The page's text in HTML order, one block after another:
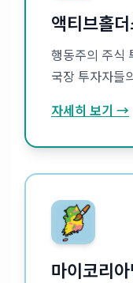
액티브홀
행동주의 주식
국장 투자자들
자세히 보기 →
마이코리